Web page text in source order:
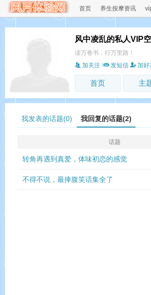
首页 养生按摩资讯
风中凌乱的私人VIP
读万卷书，行万里路！
加关注
发短信 加好
首页 主
我发表的话题(0) 我回复的话题(2)
话题
转角再遇到真爱，体味初恋的感觉
不得不说，最捧腹笑话集全了